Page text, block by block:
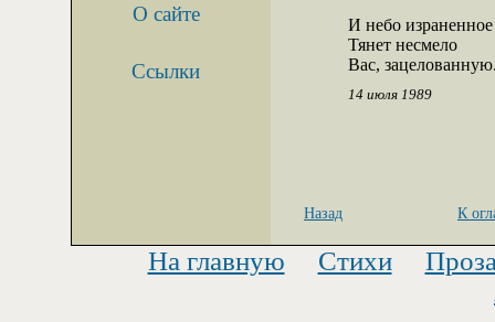
О сайте
Ссылки
И небо израненное
Тянет несмело
Вас,
14 июля 1989
Назад К
На главную Стихи